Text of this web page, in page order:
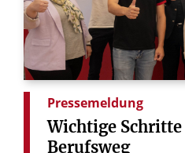
Pressemeldung
Wichtige Schritte
Berufsweg